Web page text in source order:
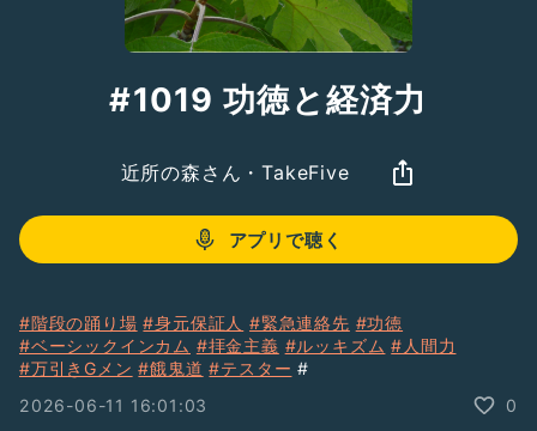
#1019 功徳と経済力
近所の森さん・TakeFive
アプリで聴く
#階段の踊り場 #身元保証人 #緊急連絡先 #功徳
#ベーシックインカム #拝金主義 #ルッキズム #人間力
#万引きGメン #餓鬼道 #テスター #
2026-06-11 16:01:03
0